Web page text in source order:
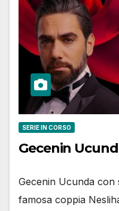
SERIE IN CORSO
Gecenin
Gecenin Ucunda con
famosa coppia